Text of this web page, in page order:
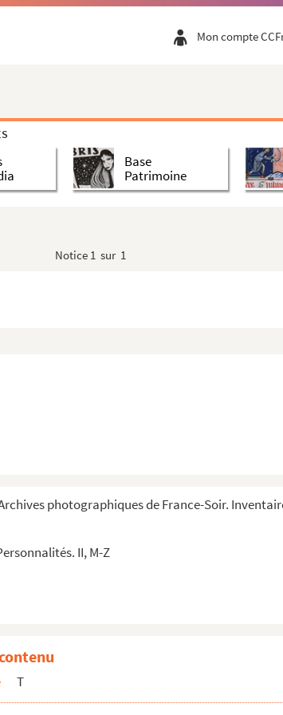
Mon compte
Base
Patrimoine
Notice 1 sur 1
photographiques de France-Soir.
II, M-Z
T